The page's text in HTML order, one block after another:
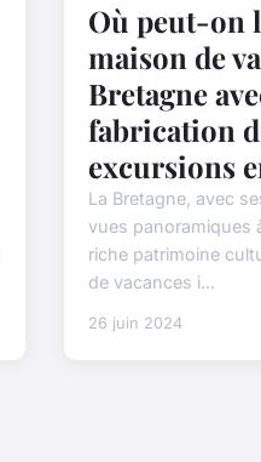
Où peut-on
maison de
Bretagne
fabrication
excursions
La Bretagne, avec
vues panoramiques
riche patrimoine
de vacances i...
26 juin 2024